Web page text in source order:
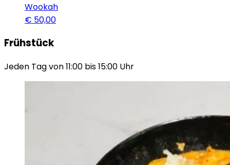
Wookah
€ 50,00
Frühstück
Jeden Tag von 11:00 bis 15:00 Uhr